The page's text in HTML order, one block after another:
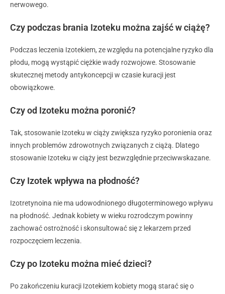
nerwowego.
Czy podczas brania Izoteku można zajść w ciążę?
Podczas leczenia Izotekiem, ze względu na potencjalne ryzyko dla
płodu, mogą wystąpić ciężkie wady rozwojowe. Stosowanie
skutecznej metody antykoncepcji w czasie kuracji jest
obowiązkowe.
Czy od Izoteku można poronić?
Tak, stosowanie Izoteku w ciąży zwiększa ryzyko poronienia oraz
innych problemów zdrowotnych związanych z ciążą. Dlatego
stosowanie Izoteku w ciąży jest bezwzględnie przeciwwskazane.
Czy Izotek wpływa na płodność?
Izotretynoina nie ma udowodnionego długoterminowego wpływu
na płodność. Jednak kobiety w wieku rozrodczym powinny
zachować ostrożność i skonsultować się z lekarzem przed
rozpoczęciem leczenia.
Czy po Izoteku można mieć dzieci?
Po zakończeniu kuracji Izotekiem kobiety mogą starać się o